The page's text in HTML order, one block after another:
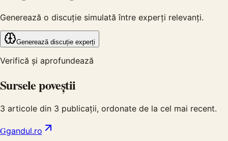
Generează o discuție simulată între experți relevanți.
Generează discuție experți
Verifică și aprofundează
Sursele poveștii
3 articole din 3 publicații, ordonate de la cel mai recent.
Ggandul.ro